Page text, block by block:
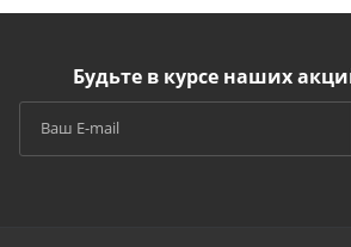
Будьте в курсе наших